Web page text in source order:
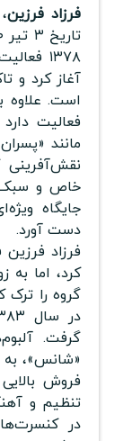
فرزاد فرزین
۱۳۷۸
آغاز کرد و
است. علاوه
فعالیت
مانند
خاص و سبک
جایگاه
دست آورد.
فرزاد
کرد، اما به
گروه را ترک
گرفت.
«شانس»،
فروش
تنظیم و
در